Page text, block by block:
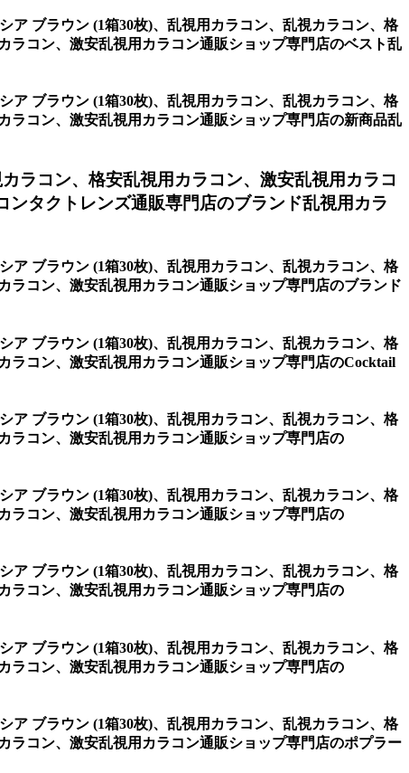
ア ブラウン (1箱30枚)、乱視用カラコン、乱視カラコン、格
コン、激安乱視用カラコン通販ショップ専門店のベスト乱
ア ブラウン (1箱30枚)、乱視用カラコン、乱視カラコン、格
コン、激安乱視用カラコン通販ショップ専門店の新商品乱
ラコン、格安乱視用カラコン、激安乱視用カラコ
タクトレンズ通販専門店のブランド乱視用カラ
ア ブラウン (1箱30枚)、乱視用カラコン、乱視カラコン、格
コン、激安乱視用カラコン通販ショップ専門店のブランド
ア ブラウン (1箱30枚)、乱視用カラコン、乱視カラコン、格
ラコン、激安乱視用カラコン通販ショップ専門店のCocktail
ア ブラウン (1箱30枚)、乱視用カラコン、乱視カラコン、格
ラコン、激安乱視用カラコン通販ショップ専門店の
ア ブラウン (1箱30枚)、乱視用カラコン、乱視カラコン、格
ラコン、激安乱視用カラコン通販ショップ専門店の
ア ブラウン (1箱30枚)、乱視用カラコン、乱視カラコン、格
ラコン、激安乱視用カラコン通販ショップ専門店の
ア ブラウン (1箱30枚)、乱視用カラコン、乱視カラコン、格
ラコン、激安乱視用カラコン通販ショップ専門店の
ア ブラウン (1箱30枚)、乱視用カラコン、乱視カラコン、格
コン、激安乱視用カラコン通販ショップ専門店のポプラー